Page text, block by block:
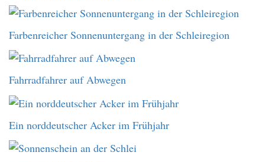
Farbenreicher Sonnenuntergang in der Schleiregion
Fahrradfahrer auf Abwegen
Ein norddeutscher Acker im Frühjahr